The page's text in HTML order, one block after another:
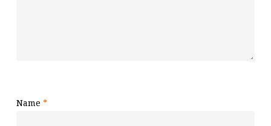
Name *